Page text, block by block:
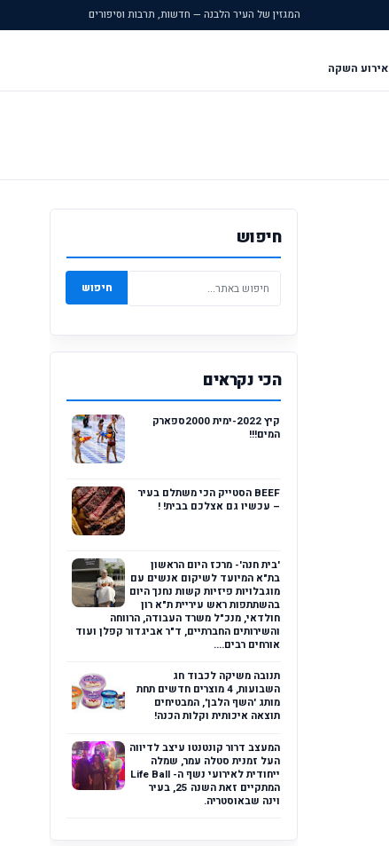
המגזין של העיר הלבנה — חדשות, תרבות וסיפורים
אירוע השקה
חיפוש
חיפוש
הכי נקראים
קיץ 2022-ימית 2000ספארק
המים!!!
BEEF הסטייק הכי משתלם בעיר
– עכשיו גם אצלכם בבית! !
'בית חנה'- מרכז היום הראשון
בת"א המיועד לשיקום אנשים עם
מוגבלויות פיזיות קשות נחנך היום
בהשתתפות ראש עיריית ת"א רון
חולדאי, מנכ"ל משרד העבודה, הרווחה
והשירותים החברתיים, ד"ר אביגדור קפלן ועוד
אורחים רבים....
תנובה משיקה לכבוד חג
השבועות, 4 מוצרים חדשים תחת
מותג 'השף הלבן', המבטיחים
תוצאה איכותית וקלות הכנה!
המעצב דרור קונטנטו עיצב לדיווה
העל זמנית סטלה עמר, שמלה
ייחודית לאירועי נשף ה- Life Ball
המתקיים זאת השנה 25, בעיר
וינה שבאוסטריה.